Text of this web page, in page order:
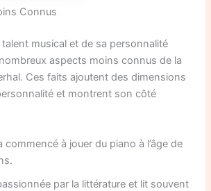
Connus
musical et de sa personnalité
aspects moins connus de la
Ces faits ajoutent des dimensions
et montrent son côté
commencé à jouer du piano à l’âge de
par la littérature et lit souvent